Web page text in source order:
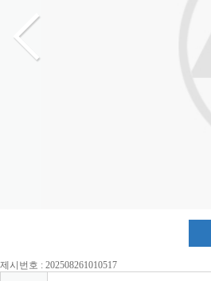
제시번호 : 202508261010517